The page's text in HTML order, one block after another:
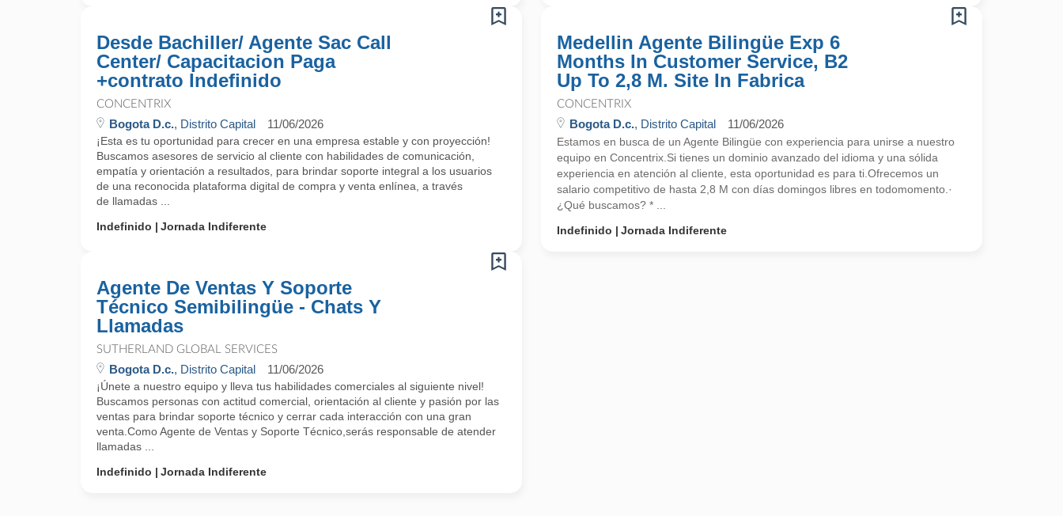
Desde Bachiller/ Agente Sac Call
Center/ Capacitacion Paga
+contrato Indefinido
CONCENTRIX
Bogota D.c., Distrito Capital 11/06/2026
¡Esta es tu oportunidad para crecer en una empresa estable y con proyección!
Buscamos asesores de servicio al cliente con habilidades de comunicación,
empatía y orientación a resultados, para brindar soporte integral a los usuarios
de una reconocida plataforma digital de compra y venta enlínea, a través
de llamadas ...
Indefinido
Jornada Indiferente
Medellin Agente Bilingüe Exp 6
Months In Customer Service, B2
Up To 2,8 M. Site In Fabrica
CONCENTRIX
Bogota D.c., Distrito Capital 11/06/2026
Estamos en busca de un Agente Bilingüe con experiencia para unirse a nuestro
equipo en Concentrix.Si tienes un dominio avanzado del idioma y una sólida
experiencia en atención al cliente, esta oportunidad es para ti.Ofrecemos un
salario competitivo de hasta 2,8 M con días domingos libres en todomomento.·
¿Qué buscamos? * ...
Indefinido
Jornada Indiferente
Agente De Ventas Y Soporte
Técnico Semibilingüe - Chats Y
Llamadas
SUTHERLAND GLOBAL SERVICES
Bogota D.c., Distrito Capital 11/06/2026
¡Únete a nuestro equipo y lleva tus habilidades comerciales al siguiente nivel!
Buscamos personas con actitud comercial, orientación al cliente y pasión por las
ventas para brindar soporte técnico y cerrar cada interacción con una gran
venta.Como Agente de Ventas y Soporte Técnico,serás responsable de atender
llamadas ...
Indefinido
Jornada Indiferente